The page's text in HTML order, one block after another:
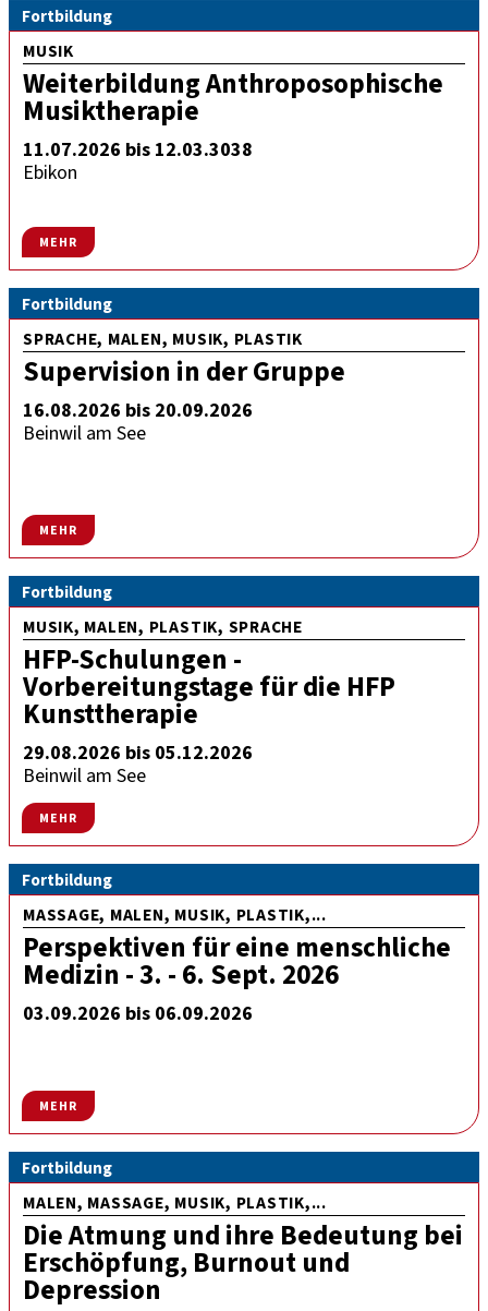
Fortbildung
MUSIK
Weiterbildung Anthroposophische
Musiktherapie
11.07.2026 bis 12.03.3038
Ebikon
MEHR
Fortbildung
SPRACHE, MALEN, MUSIK, PLASTIK
Supervision in der Gruppe
16.08.2026 bis 20.09.2026
Beinwil am See
MEHR
Fortbildung
MUSIK, MALEN, PLASTIK, SPRACHE
HFP-Schulungen -
Vorbereitungstage für die HFP
Kunsttherapie
29.08.2026 bis 05.12.2026
Beinwil am See
MEHR
Fortbildung
MASSAGE, MALEN, MUSIK, PLASTIK,...
Perspektiven für eine menschliche
Medizin - 3. - 6. Sept. 2026
03.09.2026 bis 06.09.2026
MEHR
Fortbildung
MALEN, MASSAGE, MUSIK, PLASTIK,...
Die Atmung und ihre Bedeutung bei
Erschöpfung, Burnout und
Depression